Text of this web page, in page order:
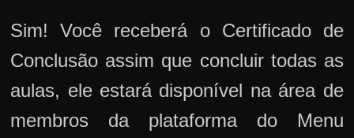
Sim! Você receberá o Certificado de
Conclusão assim que concluir todas as
aulas, ele estará disponível na área de
membros da plataforma do Menu